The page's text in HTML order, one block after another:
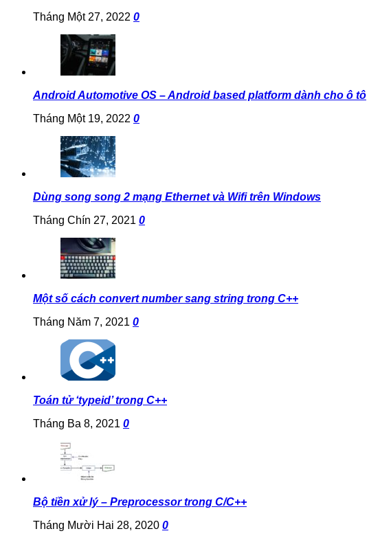
Tháng Một 27, 2022 0
Android Automotive OS – Android based platform dành cho ô tô
Tháng Một 19, 2022 0
Dùng song song 2 mạng Ethernet và Wifi trên Windows
Tháng Chín 27, 2021 0
Một số cách convert number sang string trong C++
Tháng Năm 7, 2021 0
Toán tử ‘typeid’ trong C++
Tháng Ba 8, 2021 0
Bộ tiền xử lý – Preprocessor trong C/C++
Tháng Mười Hai 28, 2020 0